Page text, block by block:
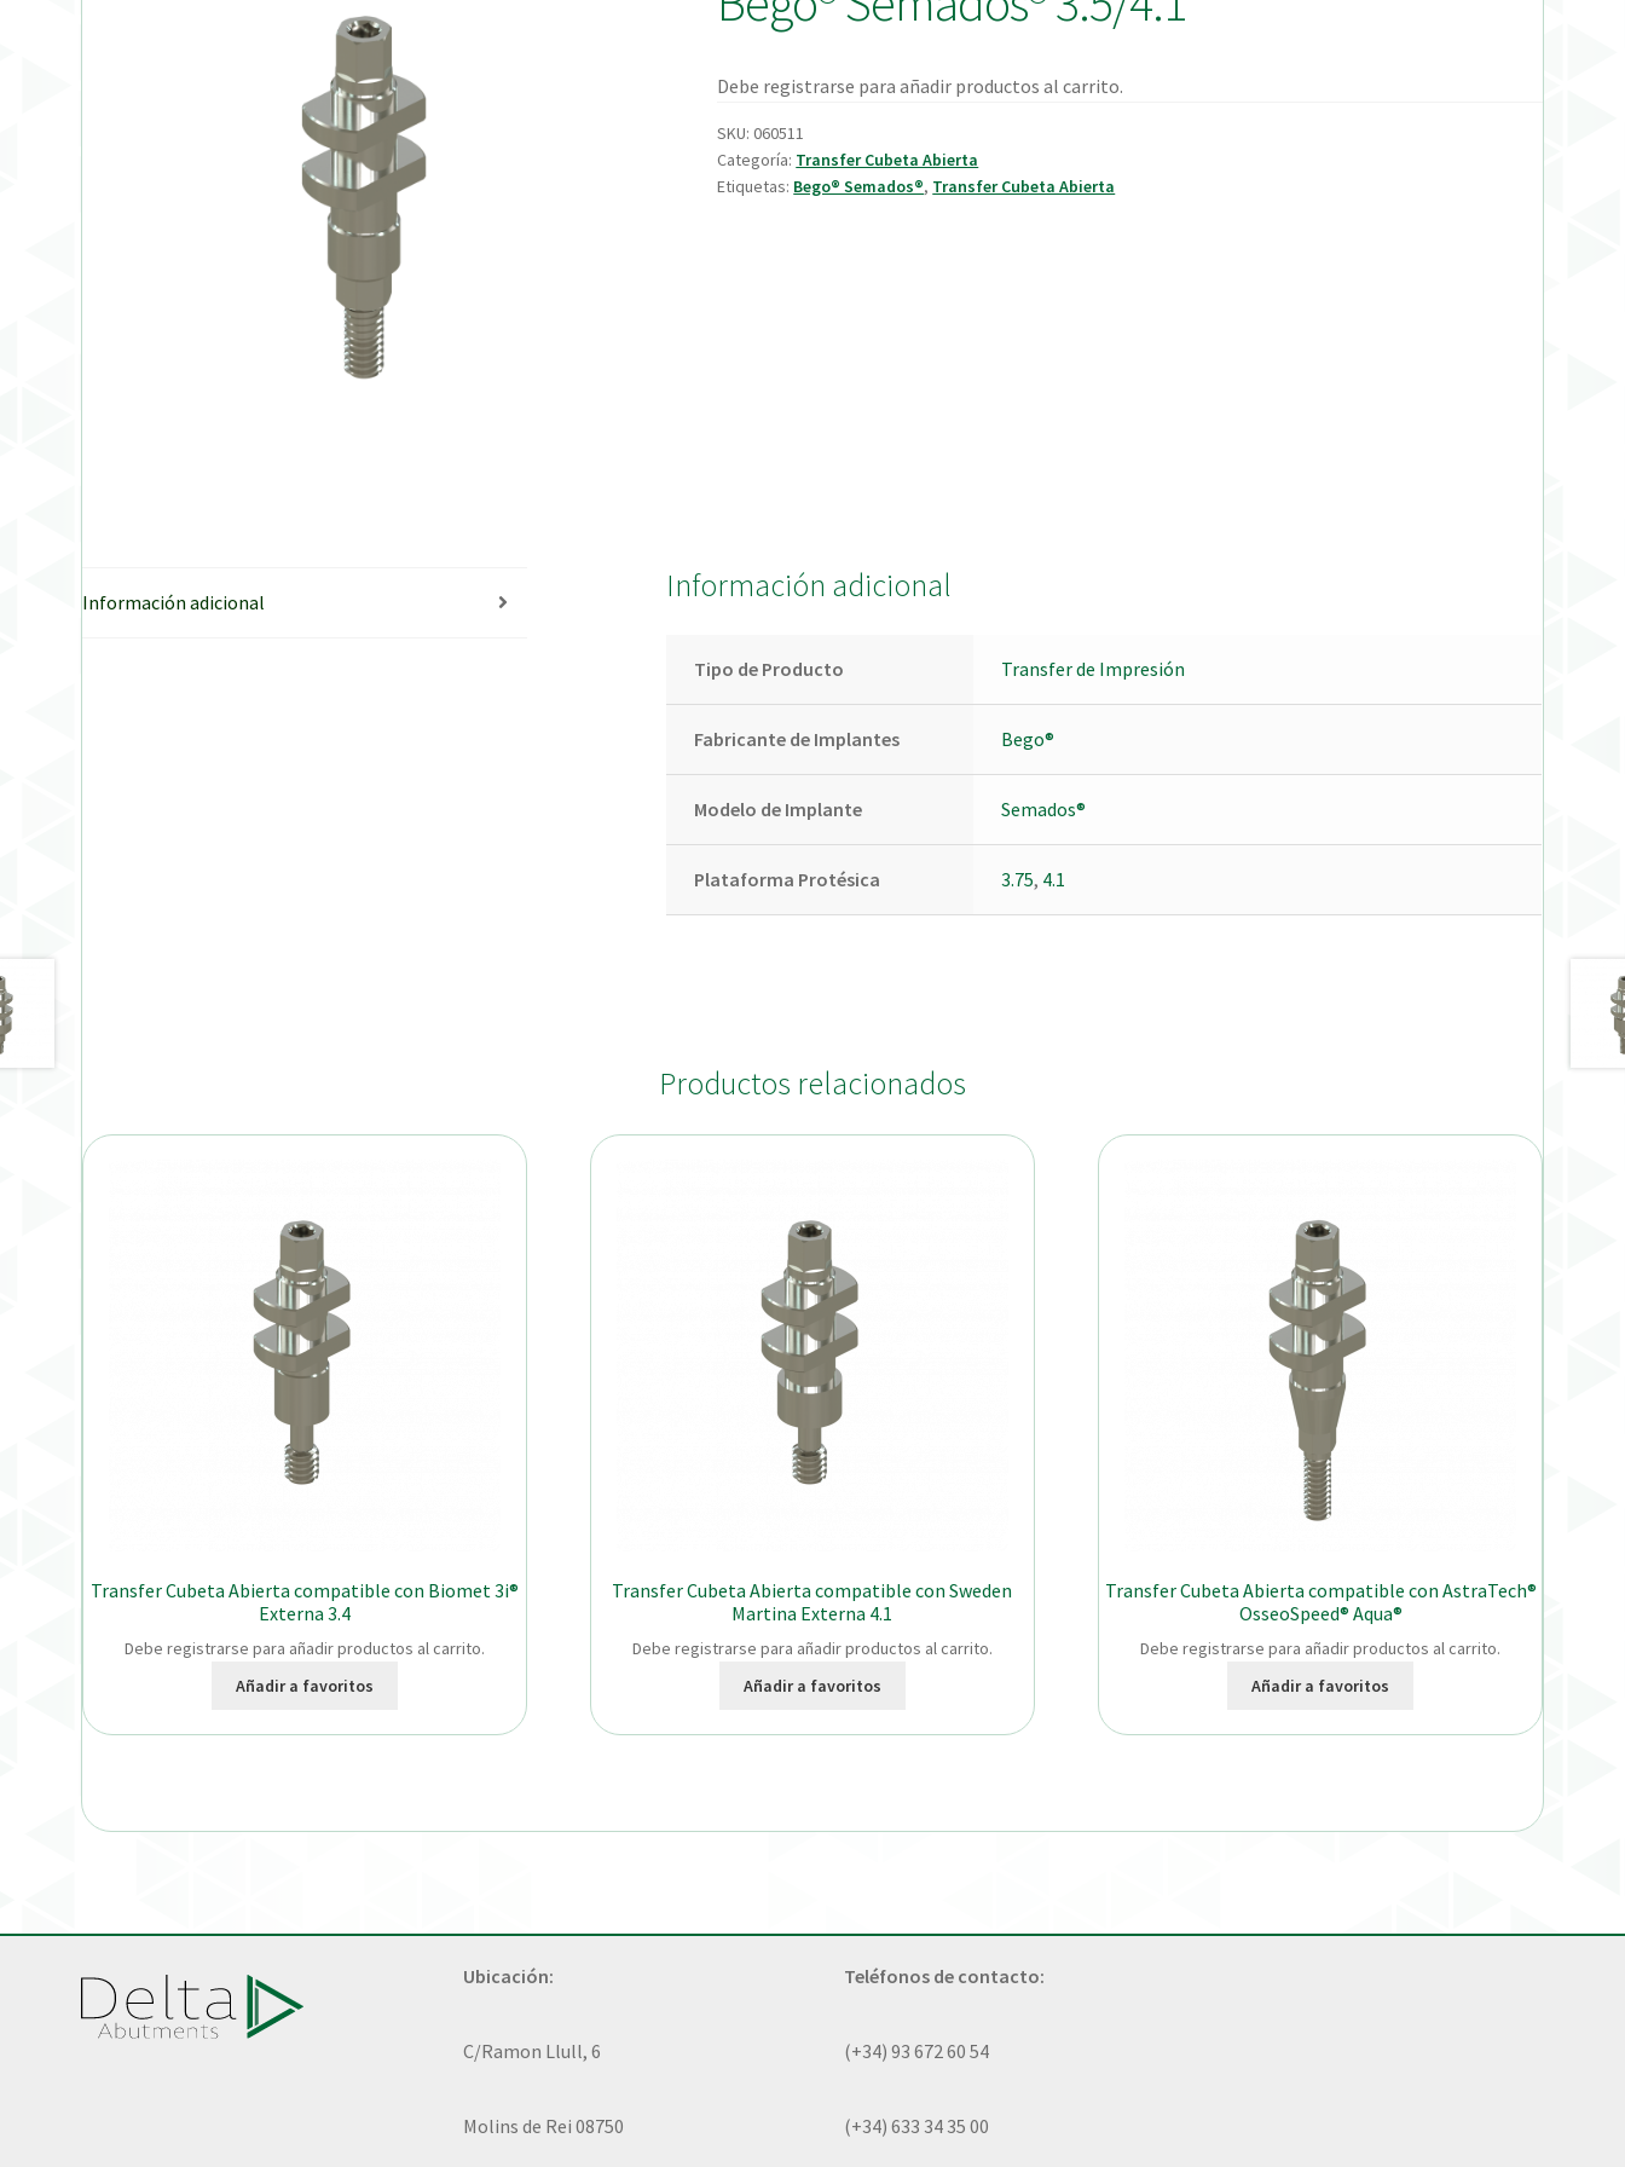
Debe registrarse para añadir productos al carrito.
SKU:060511
Categoría: Transfer Cubeta Abierta
Etiquetas: Bego® Semados®, Transfer Cubeta Abierta
Información adicional Información adicional
Tipo de Producto Transfer de Impresión
Fabricante de Implantes Bego®
Modelo de Implante Semados®
Plataforma Protésica 3.75, 4.1
Productos relacionados
Transfer Cubeta Abierta compatible con Biomet 3i®
Externa 3.4
Debe registrarse para añadir productos al carrito.
Añadir a favoritos
Transfer Cubeta Abierta compatible con Sweden
Martina Externa 4.1
Debe registrarse para añadir productos al carrito.
Añadir a favoritos
Transfer Cubeta Abierta compatible con AstraTech®
OsseoSpeed® Aqua®
Debe registrarse para añadir productos al carrito.
Añadir a favoritos
Ubicación:
C/Ramon Llull, 6
Molins de Rei 08750
Teléfonos de contacto:
(+34) 93 672 60 54
(+34) 633 34 35 00